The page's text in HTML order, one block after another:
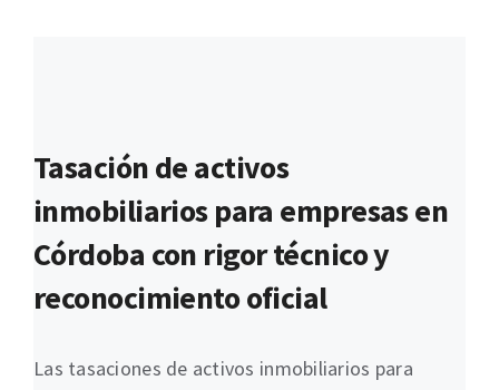
Tasación de activos
inmobiliarios para empresas en
Córdoba con rigor técnico y
reconocimiento oficial
Las tasaciones de activos inmobiliarios para